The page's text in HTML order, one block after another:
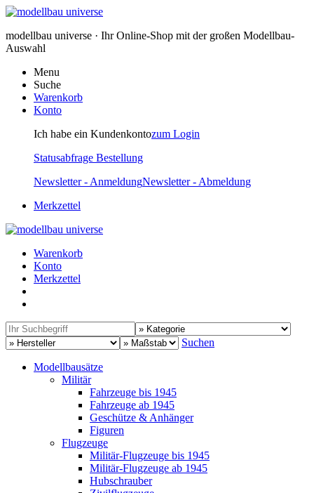
modellbau universe · Ihr Online-Shop mit der großen Modellbau-
Auswahl
Menu
Suche
Warenkorb
Konto
Ich habe ein Kundenkontozum Login
Statusabfrage Bestellung
Newsletter - AnmeldungNewsletter - Abmeldung
Merkzettel
Warenkorb
Konto
Merkzettel
Suchen
Modellbausätze
Militär
Fahrzeuge bis 1945
Fahrzeuge ab 1945
Geschütze & Anhänger
Figuren
Flugzeuge
Militär-Flugzeuge bis 1945
Militär-Flugzeuge ab 1945
Hubschrauber